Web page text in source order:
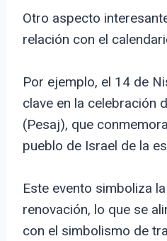
Otro aspecto
relación con el
Por ejemplo, el 14 de
clave en la celebración
(Pesaj), que
pueblo de Israel de la
Este evento simboliza
renovación, lo que se
con el simbolismo de